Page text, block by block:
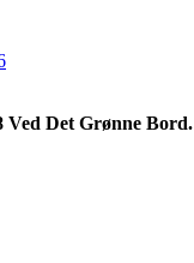
Ved Det Grønne Bord.